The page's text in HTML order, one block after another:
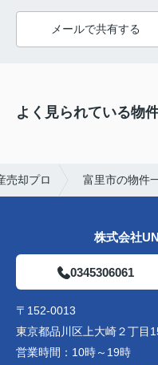
メールで共有する
よく見られている物
売却プロ 富里市の物件
株式会社
0345306061
〒152-0013
東京都品川区上大崎２丁目
営業時間： 10時～19時